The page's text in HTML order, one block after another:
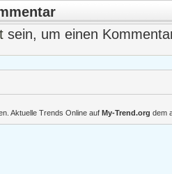
sein, um einen
Aktuelle Trends Online auf My-Trend.org dem